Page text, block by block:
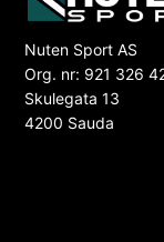
Nuten Sport AS
Org. nr: 921 326
Skulegata 13
4200 Sauda